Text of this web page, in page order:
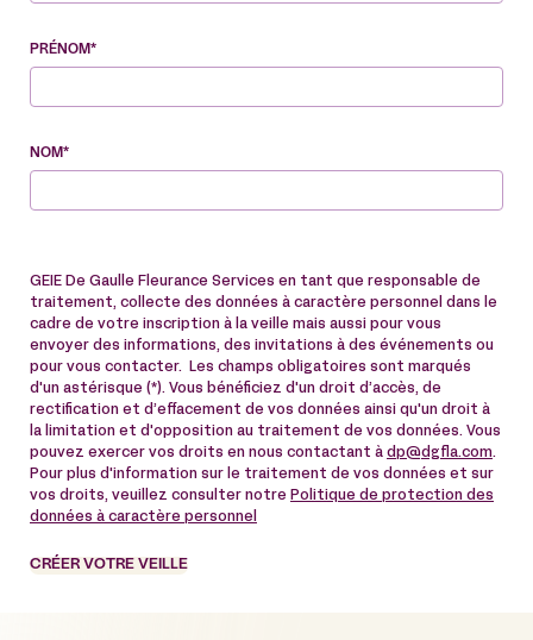
PRÉNOM*
NOM*
GEIE De Gaulle Fleurance Services en tant que responsable de
traitement, collecte des données à caractère personnel dans le
cadre de votre inscription à la veille mais aussi pour vous
envoyer des informations, des invitations à des événements ou
pour vous contacter. Les champs obligatoires sont marqués
d'un astérisque (*). Vous bénéficiez d'un droit d’accès, de
rectification et d’effacement de vos données ainsi qu'un droit à
la limitation et d'opposition au traitement de vos données. Vous
pouvez exercer vos droits en nous contactant à dp@dgfla.com.
Pour plus d'information sur le traitement de vos données et sur
vos droits, veuillez consulter notre Politique de protection des
données à caractère personnel
CRÉER VOTRE VEILLE